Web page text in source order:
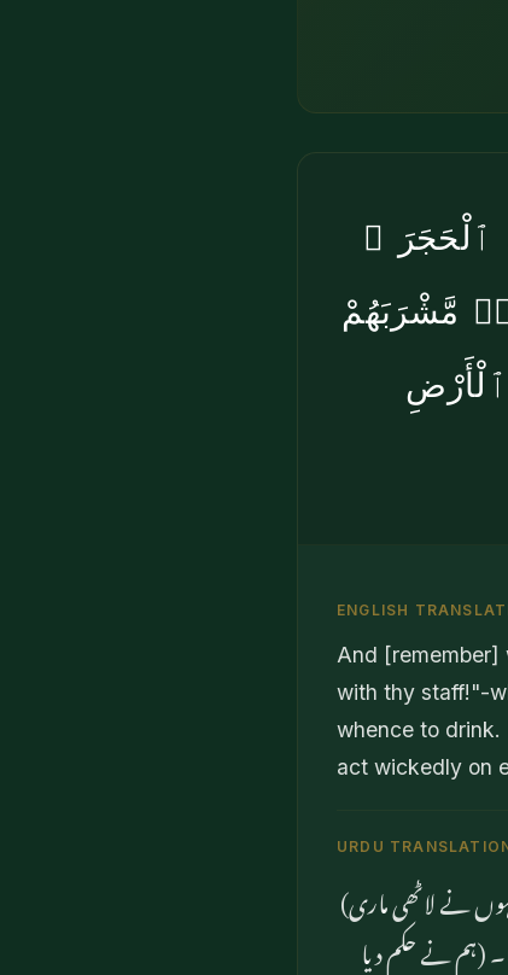
ٱلْحَجَرَ
مَّشْرَبَهُمْ
ENGLISH
And [remember]
with thy staff!"-
whence to
act wickedly on
URDU
نے لاٹھی ماری)
(ہم نے حکم دیا